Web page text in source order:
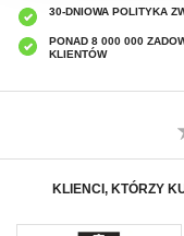
30-DNIOWA POLITYKA
PONAD 8 000 000
KLIENTÓW
KLIENCI, KTÓRZY